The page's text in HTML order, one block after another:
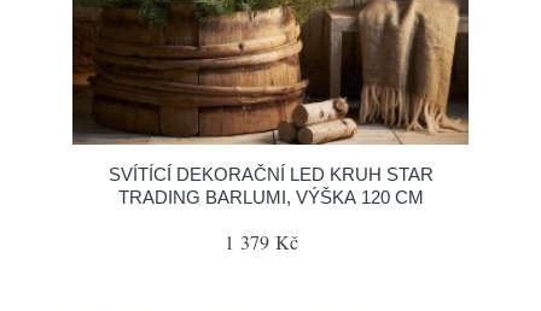
SVÍTÍCÍ DEKORAČNÍ LED KRUH STAR
TRADING BARLUMI, VÝŠKA 120 CM
1 379 Kč